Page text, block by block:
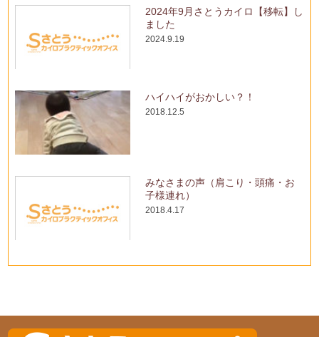
2024年9月さとうカイロ【移転】し
ました
2024.9.19
ハイハイがおかしい？！
2018.12.5
みなさまの声（肩こり・頭痛・お
子様連れ）
2018.4.17